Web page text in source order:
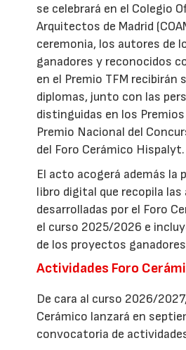
se celebrará en el Colegio
Arquitectos de Madrid
ceremonia, los autores de
ganadores y reconocidos
en el Premio TFM recibirán
diplomas, junto con las
distinguidas en los
Premio Nacional del
del Foro Cerámico Hispalyt.
El acto acogerá además la
libro digital que recopila
desarrolladas por el Foro
el curso 2025/2026 e
de los proyectos
Actividades Foro
De cara al curso 2026/
Cerámico lanzará en
convocatoria de